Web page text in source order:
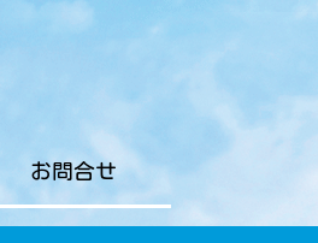
お問合せ